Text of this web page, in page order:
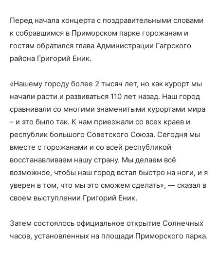
Перед начала концерта с поздравительными словами
к собравшимся в Приморском парке горожанам и
гостям обратился глава Администрации Гагрского
района Григорий Еник.
«Нашему городу более 2 тысяч лет, но как курорт мы
начали расти и развиваться 110 лет назад. Наш город
сравнивали со многими знаменитыми курортами мира
– и это было так. К нам приезжали со всех краев и
республик большого Советского Союза. Сегодня мы
вместе с горожанами и со всей республикой
восстанавливаем нашу страну. Мы делаем всё
возможное, чтобы наш город встал быстро на ноги, и я
уверен в том, что мы это сможем сделать», — сказал в
своем выступлении Григорий Еник.
Затем состоялось официальное открытие Солнечных
часов, установленных на площади Приморского парка.